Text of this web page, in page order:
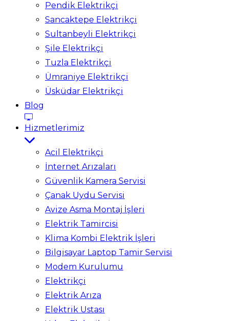
Pendik Elektrikçi
Sancaktepe Elektrikçi
Sultanbeyli Elektrikçi
Şile Elektrikçi
Tuzla Elektrikçi
Ümraniye Elektrikçi
Üsküdar Elektrikçi
Blog
Hizmetlerimiz
Acil Elektrikçi
İnternet Arızaları
Güvenlik Kamera Servisi
Çanak Uydu Servisi
Avize Asma Montaj İşleri
Elektrik Tamircisi
Klima Kombi Elektrik İşleri
Bilgisayar Laptop Tamir Servisi
Modem Kurulumu
Elektrikçi
Elektrik Arıza
Elektrik Ustası